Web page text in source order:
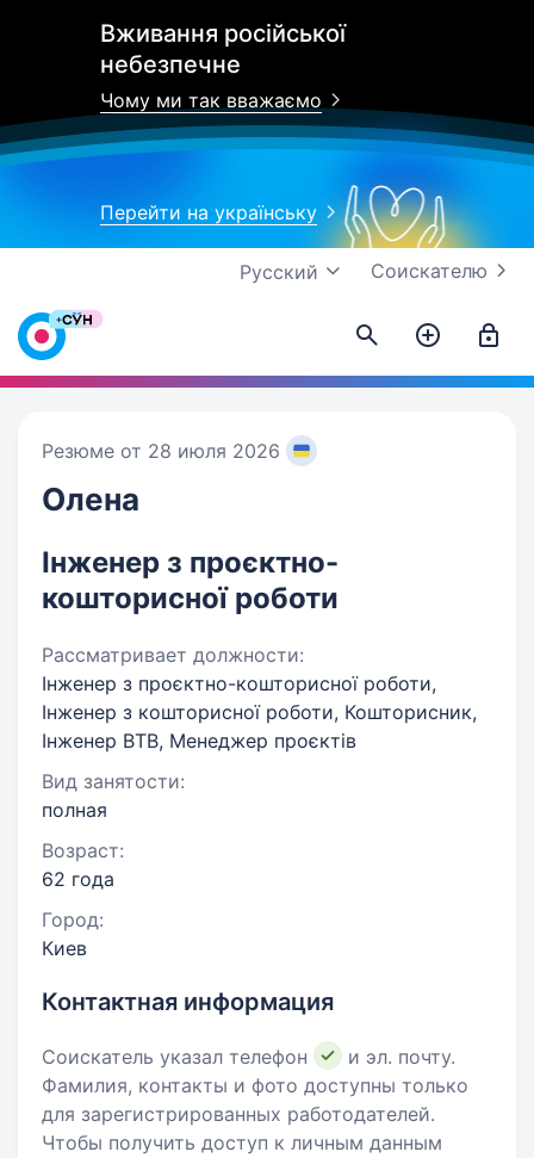
Вживання російської
небезпечне
Чому ми так вважаємо
Перейти на українську
Соискателю
Русский
Резюме от 28 июля 2026
Олена
Інженер з проєктно-
кошторисної роботи
Рассматривает должности:
Інженер з проєктно-кошторисної роботи,
Інженер з кошторисної роботи, Кошторисник,
Інженер ВТВ, Менеджер проєктів
Вид занятости:
полная
Возраст:
62 года
Город:
Киев
Контактная информация
Соискатель указал телефон
и эл. почту.
Фамилия, контакты и фото доступны только
для зарегистрированных работодателей.
Чтобы получить доступ к личным данным